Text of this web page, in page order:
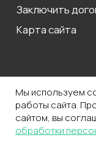
Мы используем
работы сайта.
сайтом, вы
обработки